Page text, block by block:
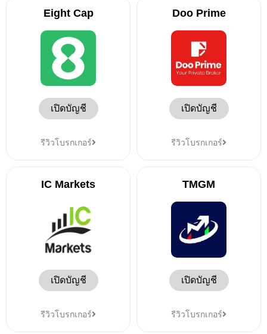
Eight Cap
เปิดบัญชี
รีวิวโบรกเกอร์
Doo Prime
เปิดบัญชี
รีวิวโบรกเกอร์
IC Markets
เปิดบัญชี
รีวิวโบรกเกอร์
TMGM
เปิดบัญชี
รีวิวโบรกเกอร์